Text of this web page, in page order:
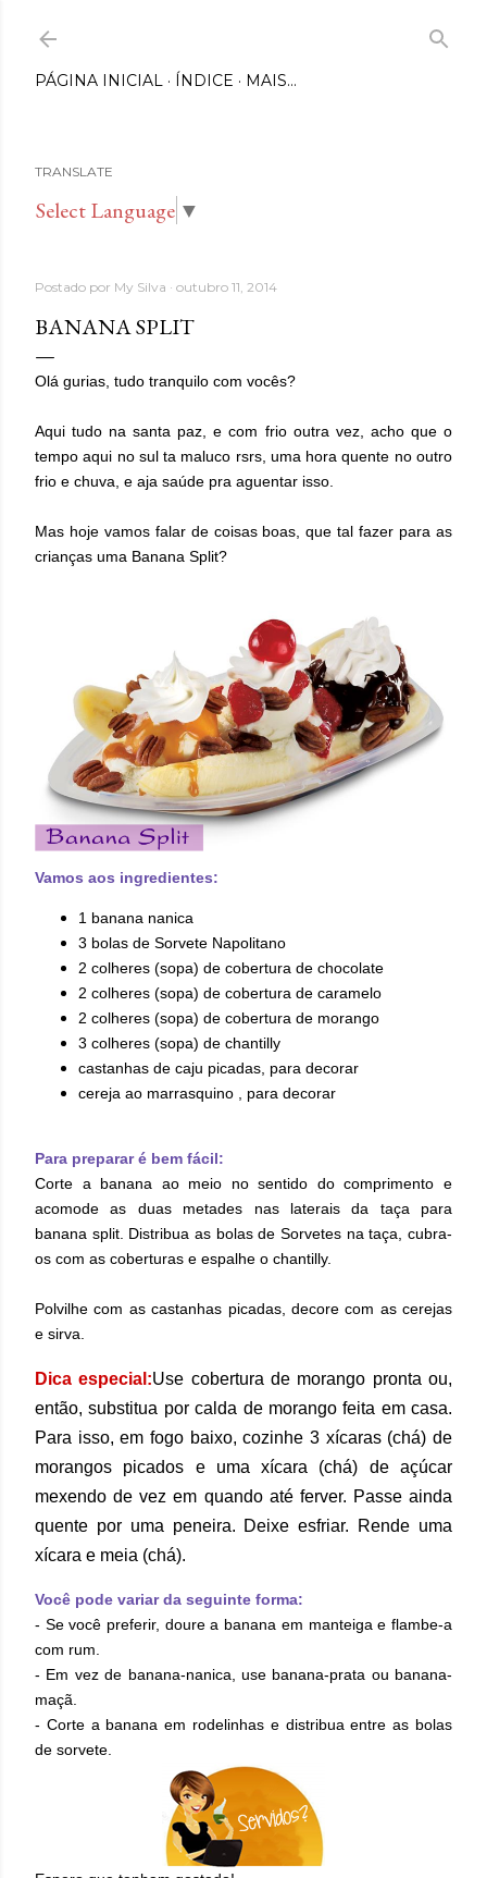
PÁGINA INICIAL ÍNDICE MAIS…
TRANSLATE
Select Language ▼
Postado por My Silva outubro 11, 2014
BANANA SPLIT
Olá gurias, tudo tranquilo com vocês?
Aqui tudo na santa paz, e com frio outra vez, acho que o
tempo aqui no sul ta maluco rsrs, uma hora quente no outro
frio e chuva, e aja saúde pra aguentar isso.
Mas hoje vamos falar de coisas boas, que tal fazer para as
crianças uma Banana Split?
Vamos aos ingredientes:
1 banana nanica
3 bolas de Sorvete Napolitano
2 colheres (sopa) de cobertura de chocolate
2 colheres (sopa) de cobertura de caramelo
2 colheres (sopa) de cobertura de morango
3 colheres (sopa) de chantilly
castanhas de caju picadas, para decorar
cereja ao marrasquino , para decorar
Para preparar é bem fácil:
Corte a banana ao meio no sentido do comprimento e
acomode as duas metades nas laterais da taça para
banana split. Distribua as bolas de Sorvetes na taça, cubra-
os com as coberturas e espalhe o chantilly.
Polvilhe com as castanhas picadas, decore com as cerejas
e sirva.
Dica especial:Use cobertura de morango pronta ou,
então, substitua por calda de morango feita em casa.
Para isso, em fogo baixo, cozinhe 3 xícaras (chá) de
morangos picados e uma xícara (chá) de açúcar
mexendo de vez em quando até ferver. Passe ainda
quente por uma peneira. Deixe esfriar. Rende uma
xícara e meia (chá).
Você pode variar da seguinte forma:
- Se você preferir, doure a banana em manteiga e flambe-a
com rum.
- Em vez de banana-nanica, use banana-prata ou banana-
maçã.
- Corte a banana em rodelinhas e distribua entre as bolas
de sorvete.